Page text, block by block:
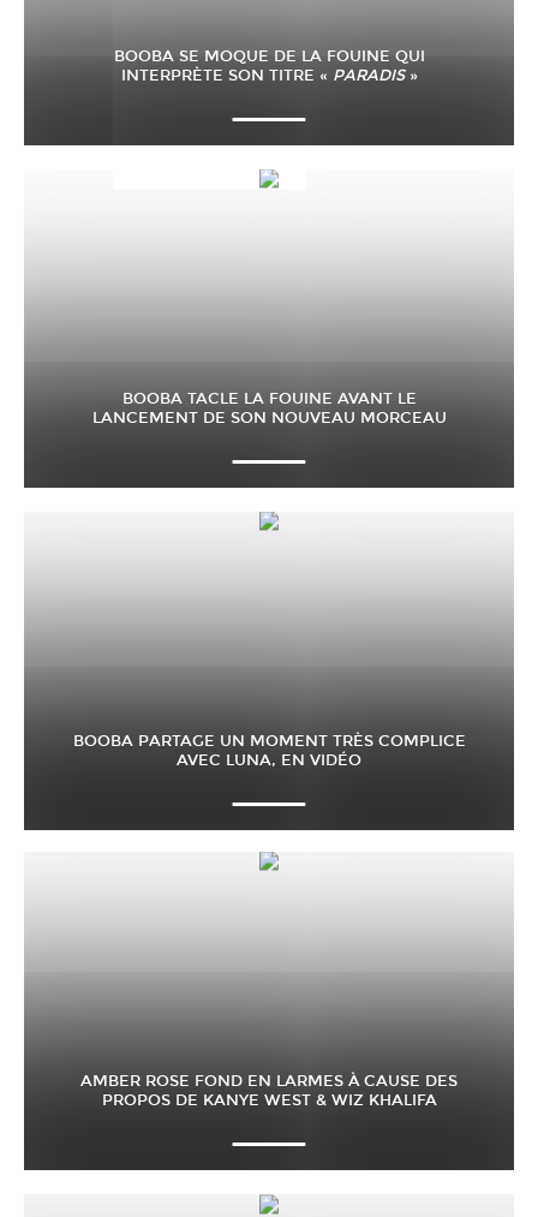
BOOBA SE MOQUE DE LA FOUINE QUI
INTERPRÈTE SON TITRE « PARADIS»
BOOBA TACLE LA FOUINE AVANT LE
LANCEMENT DE SON NOUVEAU MORCEAU
BOOBA PARTAGE UN MOMENT TRÈS COMPLICE
AVEC LUNA, EN VIDÉO
AMBER ROSE FOND EN LARMES À CAUSE DES
PROPOS DE KANYE WEST & WIZ KHALIFA